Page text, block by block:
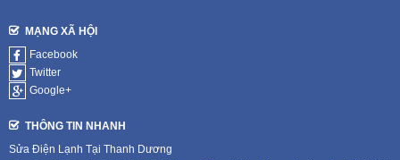
MẠNG XÃ HỘI
Facebook
Twitter
Google+
THÔNG TIN NHANH
Sửa Điện Lạnh Tại Thanh Dương